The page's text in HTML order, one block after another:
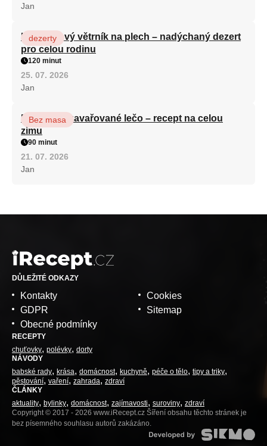
Jan
Karamelový větrník na plech – nadýchaný dezert
pro celou rodinu
dezerty
120 minut
25. 07. 2026
Jan
Babiččino zavařované lečo – recept na celou
zimu
Bez masa
90 minut
21. 07. 2026
Jan
DŮLEŽITÉ ODKAZY
Kontakty
GDPR
Obecné podmínky
Cookies
Sitemap
RECEPTY
chuťovky polévky dorty
NÁVODY
babské rady krása domácnost kuchyně péče o tělo tipy a triky
pěstování vaření zahrada
zdraví
ČLÁNKY
aktuality bylinky domácnost zajímavosti suroviny zdraví
Copyright © 2017 - 2026 www.iRecept.cz Šíření obsahu těchto stránek je
bez písemného souhlasu autorů zakázáno.